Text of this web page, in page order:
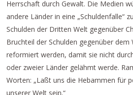
Herrschaft durch Gewalt. Die Medien
andere Länder in eine „Schuldenfalle“
Schulden der Dritten Welt gegenüber
Bruchteil der Schulden gegenüber dem
reformiert werden, damit sie nicht
oder zweier Länder gelähmt werde.
Worten: „Laßt uns die Hebammen für
unserer Welt sein.“